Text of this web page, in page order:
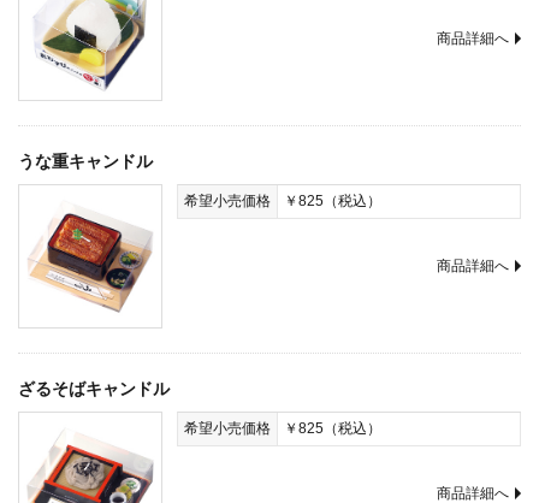
商品詳細へ
うな重キャンドル
希望小売価格 ￥825（税込）
商品詳細へ
ざるそばキャンドル
希望小売価格 ￥825（税込）
商品詳細へ